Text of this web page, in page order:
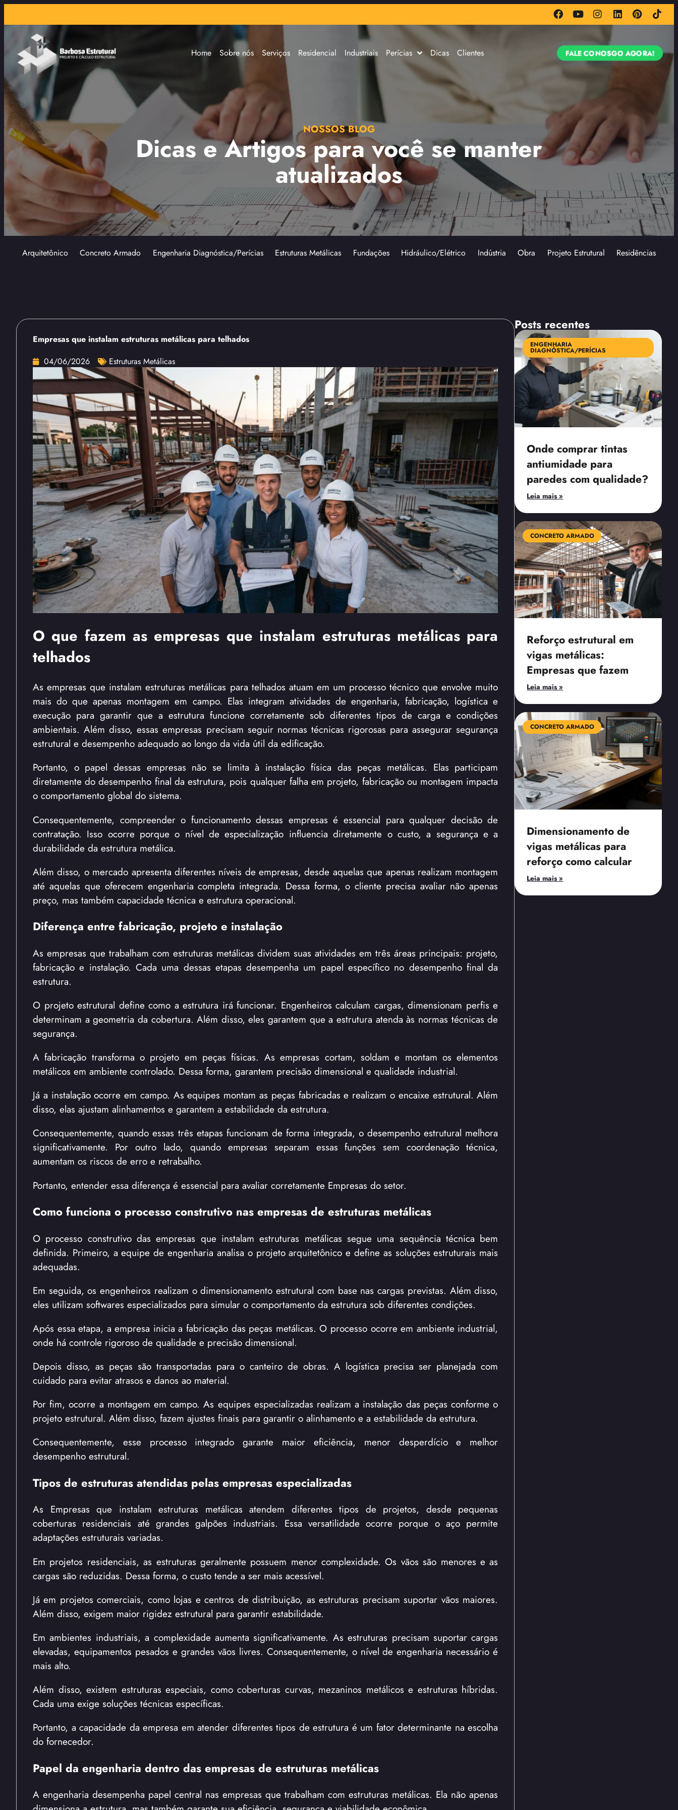
Home Sobre nós Serviços Residencial Industriais Perícias Dicas Clientes FALE CONOSGO AGORA!
NOSSOS BLOG
Dicas e Artigos para você se manter
atualizados
Arquitetônico Concreto Armado Engenharia Diagnóstica/Perícias Estruturas Metálicas Fundações Hidráulico/Elétrico Indústria Obra Projeto Estrutural Residências
Empresas que instalam estruturas metálicas para telhados
04/06/2026
Estruturas Metálicas
O que fazem as empresas que instalam estruturas metálicas para
telhados
As empresas que instalam estruturas metálicas para telhados atuam em um processo técnico que envolve muito
mais do que apenas montagem em campo. Elas integram atividades de engenharia, fabricação, logística e
execução para garantir que a estrutura funcione corretamente sob diferentes tipos de carga e condições
ambientais. Além disso, essas empresas precisam seguir normas técnicas rigorosas para assegurar segurança
estrutural e desempenho adequado ao longo da vida útil da edificação.
Portanto, o papel dessas empresas não se limita à instalação física das peças metálicas. Elas participam
diretamente do desempenho final da estrutura, pois qualquer falha em projeto, fabricação ou montagem impacta
o comportamento global do sistema.
Consequentemente, compreender o funcionamento dessas empresas é essencial para qualquer decisão de
contratação. Isso ocorre porque o nível de especialização influencia diretamente o custo, a segurança e a
durabilidade da estrutura metálica.
Além disso, o mercado apresenta diferentes níveis de empresas, desde aquelas que apenas realizam montagem
até aquelas que oferecem engenharia completa integrada. Dessa forma, o cliente precisa avaliar não apenas
preço, mas também capacidade técnica e estrutura operacional.
Diferença entre fabricação, projeto e instalação
As empresas que trabalham com estruturas metálicas dividem suas atividades em três áreas principais: projeto,
fabricação e instalação. Cada uma dessas etapas desempenha um papel específico no desempenho final da
estrutura.
O projeto estrutural define como a estrutura irá funcionar. Engenheiros calculam cargas, dimensionam perfis e
determinam a geometria da cobertura. Além disso, eles garantem que a estrutura atenda às normas técnicas de
segurança.
A fabricação transforma o projeto em peças físicas. As empresas cortam, soldam e montam os elementos
metálicos em ambiente controlado. Dessa forma, garantem precisão dimensional e qualidade industrial.
Já a instalação ocorre em campo. As equipes montam as peças fabricadas e realizam o encaixe estrutural. Além
disso, elas ajustam alinhamentos e garantem a estabilidade da estrutura.
Consequentemente, quando essas três etapas funcionam de forma integrada, o desempenho estrutural melhora
significativamente. Por outro lado, quando empresas separam essas funções sem coordenação técnica,
aumentam os riscos de erro e retrabalho.
Portanto, entender essa diferença é essencial para avaliar corretamente Empresas do setor.
Como funciona o processo construtivo nas empresas de estruturas metálicas
O processo construtivo das empresas que instalam estruturas metálicas segue uma sequência técnica bem
definida. Primeiro, a equipe de engenharia analisa o projeto arquitetônico e define as soluções estruturais mais
adequadas.
Em seguida, os engenheiros realizam o dimensionamento estrutural com base nas cargas previstas. Além disso,
eles utilizam softwares especializados para simular o comportamento da estrutura sob diferentes condições.
Após essa etapa, a empresa inicia a fabricação das peças metálicas. O processo ocorre em ambiente industrial,
onde há controle rigoroso de qualidade e precisão dimensional.
Depois disso, as peças são transportadas para o canteiro de obras. A logística precisa ser planejada com
cuidado para evitar atrasos e danos ao material.
Por fim, ocorre a montagem em campo. As equipes especializadas realizam a instalação das peças conforme o
projeto estrutural. Além disso, fazem ajustes finais para garantir o alinhamento e a estabilidade da estrutura.
Consequentemente, esse processo integrado garante maior eficiência, menor desperdício e melhor
desempenho estrutural.
Tipos de estruturas atendidas pelas empresas especializadas
As Empresas que instalam estruturas metálicas atendem diferentes tipos de projetos, desde pequenas
coberturas residenciais até grandes galpões industriais. Essa versatilidade ocorre porque o aço permite
adaptações estruturais variadas.
Em projetos residenciais, as estruturas geralmente possuem menor complexidade. Os vãos são menores e as
cargas são reduzidas. Dessa forma, o custo tende a ser mais acessível.
Já em projetos comerciais, como lojas e centros de distribuição, as estruturas precisam suportar vãos maiores.
Além disso, exigem maior rigidez estrutural para garantir estabilidade.
Em ambientes industriais, a complexidade aumenta significativamente. As estruturas precisam suportar cargas
elevadas, equipamentos pesados e grandes vãos livres. Consequentemente, o nível de engenharia necessário é
mais alto.
Além disso, existem estruturas especiais, como coberturas curvas, mezaninos metálicos e estruturas híbridas.
Cada uma exige soluções técnicas específicas.
Portanto, a capacidade da empresa em atender diferentes tipos de estrutura é um fator determinante na escolha
do fornecedor.
Papel da engenharia dentro das empresas de estruturas metálicas
A engenharia desempenha papel central nas empresas que trabalham com estruturas metálicas. Ela não apenas
Posts recentes
ENGENHARIA
DIAGNÓSTICA/PERÍCIAS
Onde comprar tintas
antiumidade para
paredes com qualidade?
Leia mais »
CONCRETO ARMADO
Reforço estrutural em
vigas metálicas:
Empresas que fazem
Leia mais »
CONCRETO ARMADO
Dimensionamento de
vigas metálicas para
reforço como calcular
Leia mais »